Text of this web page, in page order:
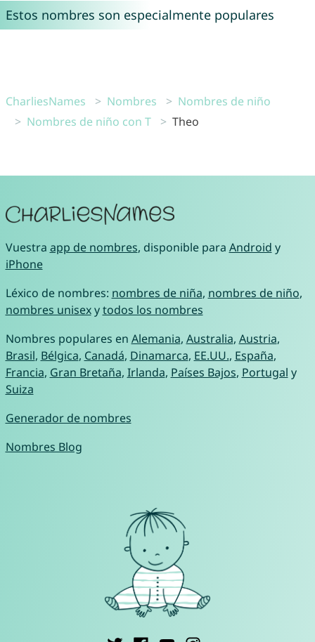
Estos nombres son especialmente populares
CharliesNames Nombres
Nombres de niño
Nombres de niño con T
Theo
Vuestra app de nombres, disponible para Android y
iPhone
Léxico de nombres: nombres de niña, nombres de niño,
nombres unisexytodos los nombres
Nombres populares en Alemania, Australia, Austria,
Brasil, Bélgica, Canadá, Dinamarca, EE.UU., España,
Francia, Gran Bretaña, Irlanda, Países Bajos, Portugal y
Suiza
Generador de nombres
Nombres Blog